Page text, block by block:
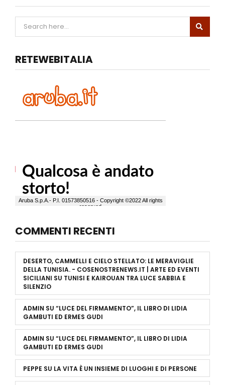
RETEWEBITALIA
COMMENTI RECENTI
DESERTO, CAMMELLI E CIELO STELLATO: LE MERAVIGLIE
DELLA TUNISIA. - COSENOSTRENEWS.IT | ARTE ED EVENTI
SICILIANI SU TUNISI E KAIROUAN TRA LUCE SABBIA E
SILENZIO
ADMIN SU “LUCE DEL FIRMAMENTO”, IL LIBRO DI LIDIA
GAMBUTI ED ERMES GUDI
ADMIN SU “LUCE DEL FIRMAMENTO”, IL LIBRO DI LIDIA
GAMBUTI ED ERMES GUDI
PEPPE SU LA VITA È UN INSIEME DI LUOGHI E DI PERSONE